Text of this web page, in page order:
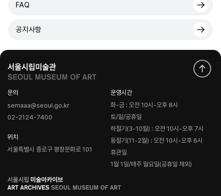
FAQ
공지사항
문의
semaaa@seoul.go.kr
02-2124-7400
위치
서울특별시 종로구 평창문화로 101
운영시간
화-금 : 오전 10시-오후 8시
토/일/공휴일
하절기(3-10월) : 오전 10시-오후 7시
동절기(11-2월) : 오전 10시-오후 6시
휴관일
1월 1일/매주 월요일(공휴일 제외)
로
고